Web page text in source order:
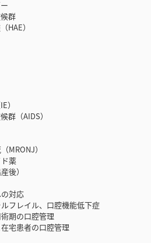
群
）
（AIDS）
）
薬
）
対応
レイル、口腔機能低下症
の口腔管理
患者の口腔管理